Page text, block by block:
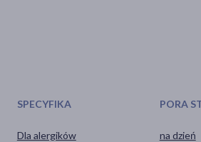
SPECYFIKA
Dla alergików
PORA
na dzień